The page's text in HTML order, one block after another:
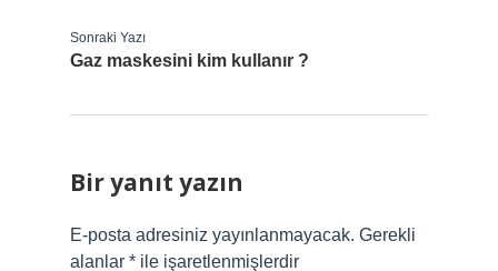
Sonraki Yazı
Gaz maskesini kim kullanır ?
Bir yanıt yazın
E-posta adresiniz yayınlanmayacak. Gerekli
alanlar * ile işaretlenmişlerdir